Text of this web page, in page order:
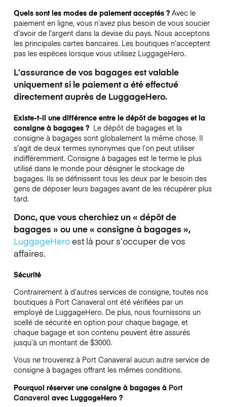
Quels sont les modes de paiement acceptés ? Avec le
paiement en ligne, vous n’avez plus besoin de vous soucier
d’avoir de l’argent dans la devise du pays. Nous acceptons
les principales cartes bancaires. Les boutiques n’acceptent
pas les espèces lorsque vous utilisez LuggageHero.
L’assurance de vos bagages est valable
uniquement si le paiement a été effectué
directement auprès de LuggageHero.
Existe-t-il une différence entre le dépôt de bagages et la
consigne à bagages ? Le dépôt de bagages et la
consigne à bagages sont globalement la même chose. Il
s’agit de deux termes synonymes que l’on peut utiliser
indifféremment. Consigne à bagages est le terme le plus
utilisé dans le monde pour désigner le stockage de
bagages. Ils se définissent tous les deux par le besoin des
gens de déposer leurs bagages avant de les récupérer plus
tard.
Donc, que vous cherchiez un « dépôt de
bagages » ou une « consigne à bagages »,
LuggageHeroest là pour s’occuper de vos
affaires.
Sécurité
Contrairement à d’autres services de consigne,toutes nos
boutiques à Port Canaveralont été vérifiées par un
employé de LuggageHero. De plus, nous fournissons un
scellé de sécurité en option pour chaque bagage, et
chaque bagage et son contenu peuvent être assurés
jusqu’à un montant de $3000.
Vous ne trouverez à Port Canaveralaucun autre service de
consigne à bagages offrant les mêmes conditions.
Pourquoi réserver une consigne à bagages à Port
Canaveral avec LuggageHero ?